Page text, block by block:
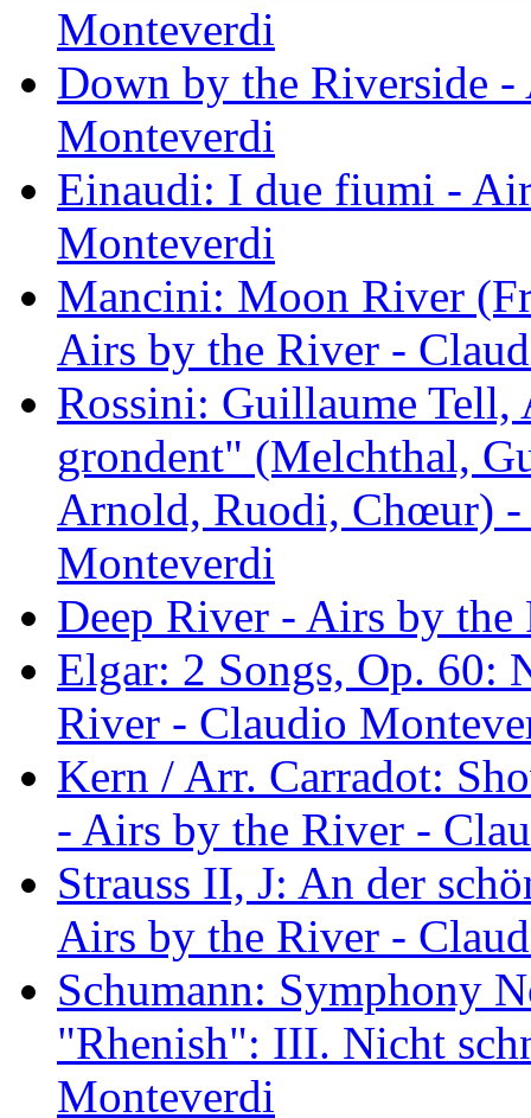
Monteverdi
Down by the Riverside
Monteverdi
Einaudi: I due fiumi -
Monteverdi
Mancini: Moon River
Airs by the River -
Rossini: Guillaume Tell,
grondent" (Melchthal,
Arnold, Ruodi, Chœur)
Monteverdi
Deep River - Airs by
Elgar: 2 Songs, Op. 60:
River - Claudio
Kern / Arr. Carradot:
- Airs by the River -
Strauss II, J: An der
Airs by the River -
Schumann: Symphony
"Rhenish": III. Nicht
Monteverdi